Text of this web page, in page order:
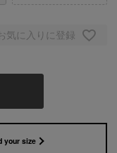
気に入りに登録
your size